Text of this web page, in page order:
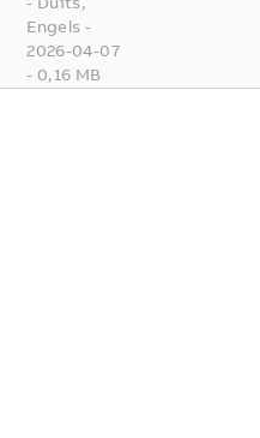
Engels -
2026-04-07
- 0,16 MB